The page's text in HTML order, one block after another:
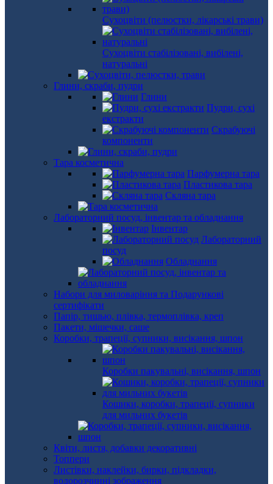
Сухоцвіти (пелюстки, лікарські трави)
Сухоцвіти стабілізовані, вибілені,
натуральні
Глини, скраби, пудри
Глини
Пудри, сухі
екстракти
Скрабуючі
компоненти
Тара косметична
Парфумерна тара
Пластикова тара
Скляна тара
Лабораторний посуд, інвентар та обладнання
Інвентар
Лабораторний
посуд
Обладнання
Набори для миловаріння та Подарункові
сертифікати
Папір, тишью, плівка, термоплівка, креп
Пакети, мішечки, саше
Коробки, трапеції, супники, висікання, шпон
Коробки пакувальні, висікання, шпон
Кошики, коробки, трапеції, супники
для мильних букетів
Квіти, листя, добавки декоративні
Топпери
Листівки, наклейки, бирки, підкладки,
водорозчинні зображення